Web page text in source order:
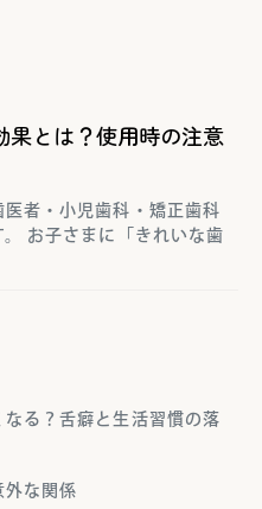
果とは？使用時の注意
者・小児歯科・矯正歯科
。 お子さまに「きれいな歯
る？舌癖と生活習慣の落
外な関係